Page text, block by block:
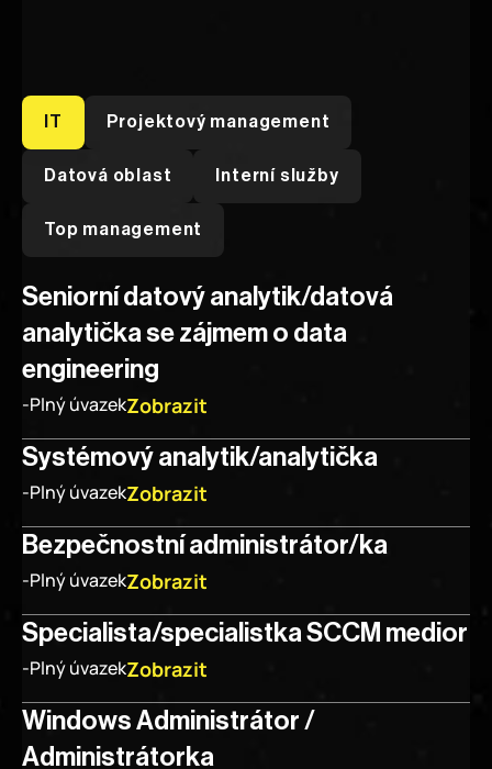
Průběh výběrového řízení
IT Projektový management
Datová oblast Interní služby
Top management
Seniorní datový analytik/datová
analytička se zájmem o data
engineering
-Plný úvazekZobrazit
Systémový analytik/analytička
-Plný úvazekZobrazit
Bezpečnostní administrátor/ka
-Plný úvazekZobrazit
Specialista/specialistka SCCM medior
-Plný úvazekZobrazit
Windows Administrátor /
Administrátorka